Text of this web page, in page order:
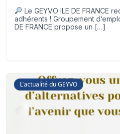
Le GEYVO ILE DE FRANCE
adhérents ! Groupement
DE FRANCE propose un […]
L'actualité du GEYVO